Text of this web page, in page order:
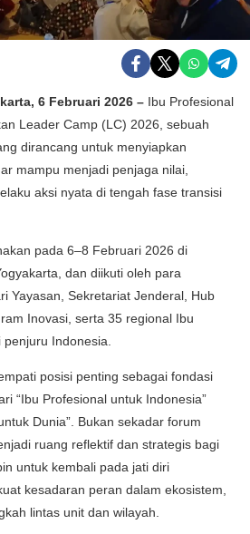
6 Februari 2026 – Ibu Profesional
Leader Camp (LC) 2026, sebuah
dirancang untuk menyiapkan
mampu menjadi penjaga nilai,
aksi nyata di tengah fase transisi
pada 6–8 Februari 2026 di
dan diikuti oleh para
Yayasan, Sekretariat Jenderal, Hub
Inovasi, serta 35 regional Ibu
Indonesia.
posisi penting sebagai fondasi
“Ibu Profesional untuk Indonesia”
Dunia”. Bukan sekadar forum
ruang reflektif dan strategis bagi
untuk kembali pada jati diri
kesadaran peran dalam ekosistem,
lintas unit dan wilayah.